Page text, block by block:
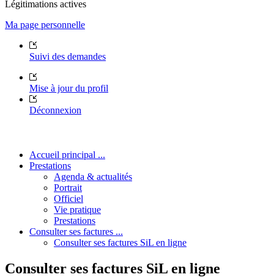
Légitimations actives
Ma page personnelle
Suivi des demandes
Mise à jour du profil
Déconnexion
Accueil principal ...
Prestations
Agenda & actualités
Portrait
Officiel
Vie pratique
Prestations
Consulter ses factures ...
Consulter ses factures SiL en ligne
Consulter ses factures SiL en ligne